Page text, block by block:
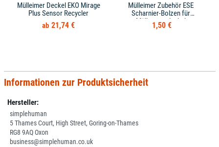
Mülleimer Deckel EKO Mirage
Plus Sensor Recycler
21,74 €
Mülleimer Zubehör ESE
Scharnier-Bolzen für
Mülltonnendeckel
1,50 €
Informationen zur Produktsicherheit
Hersteller:
simplehuman
5 Thames Court, High Street, Goring-on-Thames
RG8 9AQ Oxon
business@simplehuman.co.uk